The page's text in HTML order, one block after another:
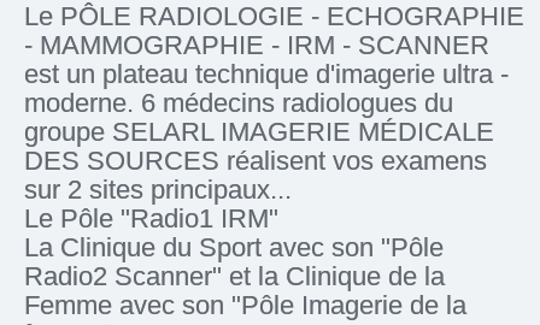
Le PÔLE RADIOLOGIE - ECHOGRAPHIE
- MAMMOGRAPHIE - IRM - SCANNER
est un plateau technique d'imagerie ultra -
moderne. 6 médecins radiologues du
groupe SELARL IMAGERIE MÉDICALE
DES SOURCES réalisent vos examens
sur 2 sites principaux...
Le Pôle "Radio1 IRM"
La Clinique du Sport avec son "Pôle
Radio2 Scanner" et la Clinique de la
Femme avec son "Pôle Imagerie de la